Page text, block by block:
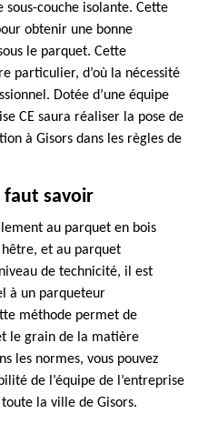
sous-couche isolante. Cette
obtenir une bonne
le parquet. Cette
particulier, d’où la nécessité
Dotée d’une équipe
CE saura réaliser la pose de
à Gisors dans les règles de
faut savoir
au parquet en bois
hêtre, et au parquet
de technicité, il est
à un parqueteur
méthode permet de
le grain de la matière
les normes, vous pouvez
de l’équipe de l’entreprise
la ville de Gisors.